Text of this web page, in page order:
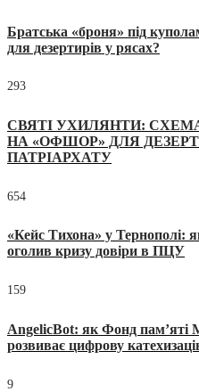
Братська «броня» під
для дезертирів у рясах?
293
СВЯТІ УХИЛЯНТИ:
НА «ОФШОР» ДЛЯ
ПАТРІАРХАТУ
654
«Кейс Тихона» у Тернополі:
оголив кризу довіри в ПЦУ
159
AngelicBot: як Фонд пам’яті
розвиває цифрову
9